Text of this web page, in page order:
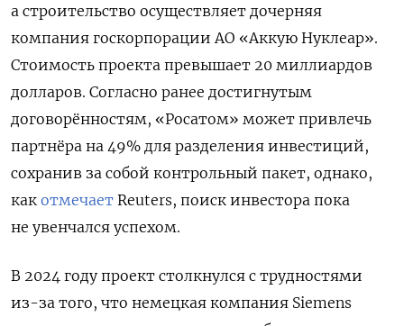
а строительство осуществляет дочерняя
компания госкорпорации АО «Аккую Нуклеар».
Стоимость проекта превышает 20 миллиардов
долларов. Согласно ранее достигнутым
договорённостям, «Росатом» может привлечь
партнёра на 49% для разделения инвестиций,
сохранив за собой контрольный пакет, однако,
как отмечает Reuters, поиск инвестора пока
не увенчался успехом.
В 2024 году проект столкнулся с трудностями
из-за того, что немецкая компания Siemens